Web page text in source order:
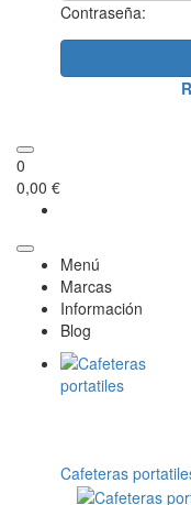
Contraseña:
0
0,00 €
Menú
Marcas
Información
Blog
Cafeteras